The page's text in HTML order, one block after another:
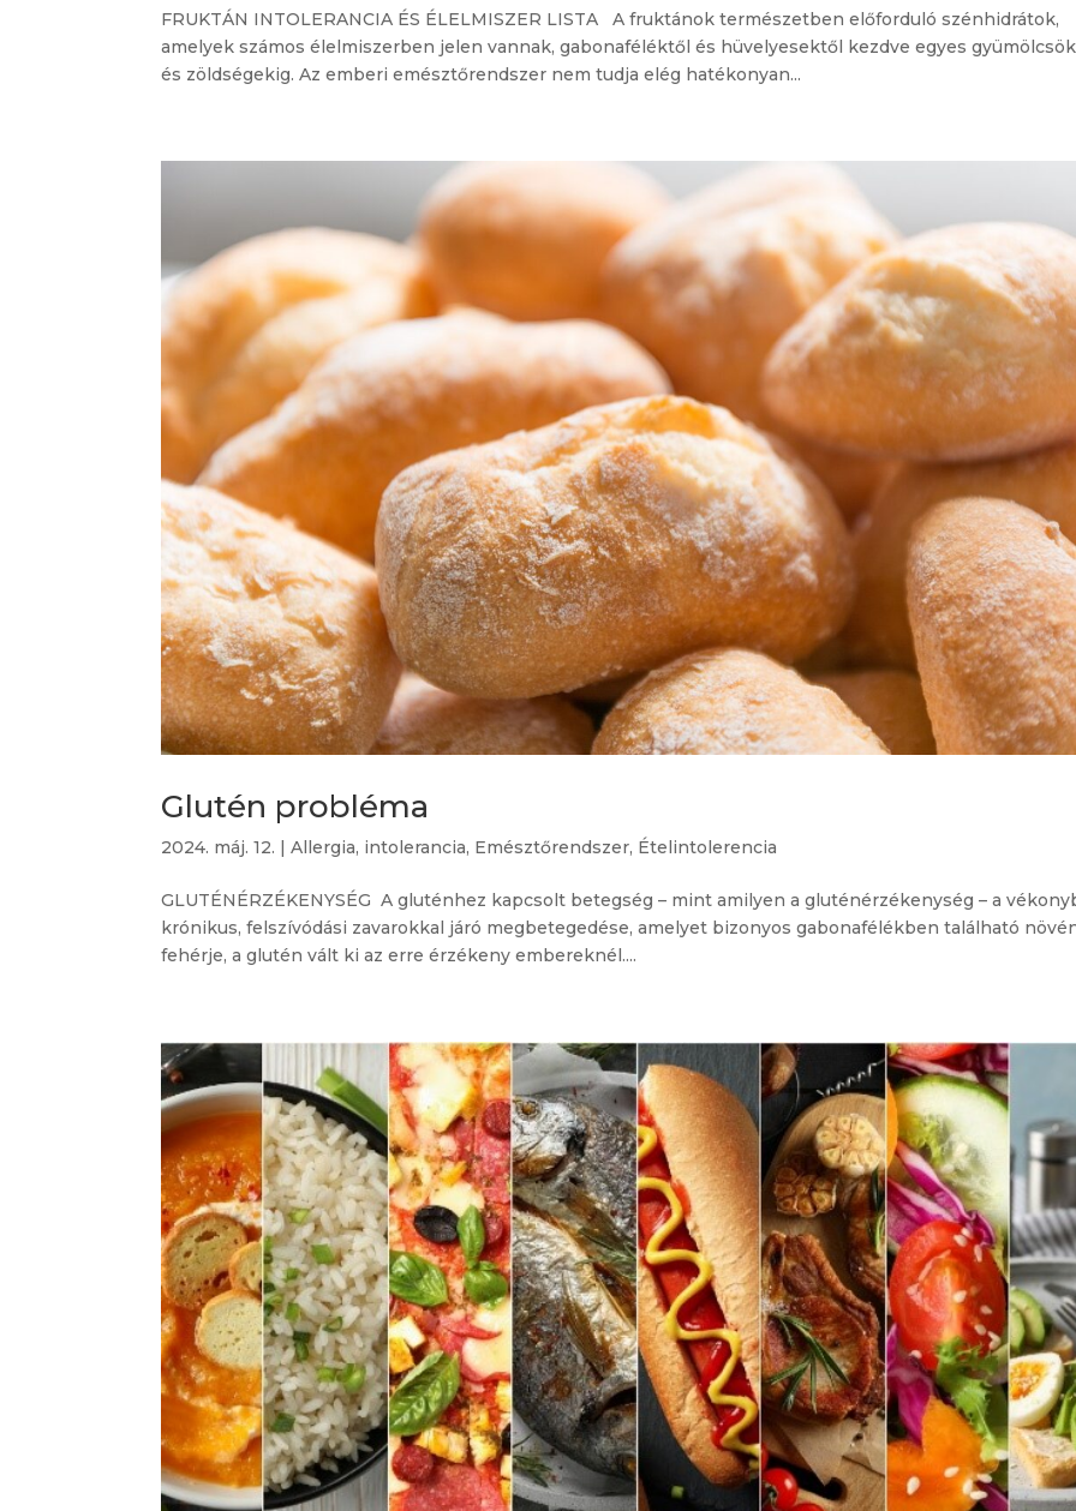
FRUKTÁN INTOLERANCIA ÉS ÉLELMISZER LISTA A fruktánok természetben előforduló szénhidrátok,
amelyek számos élelmiszerben jelen vannak, gabonaféléktől és hüvelyesektől kezdve egyes
és zöldségekig. Az emberi emésztőrendszer nem tudja elég hatékonyan...
Glutén probléma
2024. máj. 12. |Allergia, intolerancia, Emésztőrendszer, Ételintolerencia
GLUTÉNÉRZÉKENYSÉG A gluténhez kapcsolt betegség – mint amilyen a gluténérzékenység – a
krónikus, felszívódási zavarokkal járó megbetegedése, amelyet bizonyos gabonafélékben található
fehérje, a glutén vált ki az erre érzékeny embereknél....